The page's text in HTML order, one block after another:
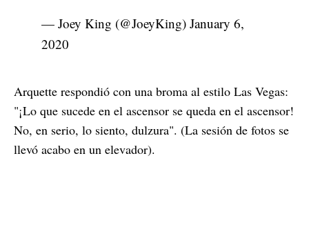
— Joey King (@JoeyKing) January 6,
2020
Arquette respondió con una broma al estilo Las Vegas:
"¡Lo que sucede en el ascensor se queda en el ascensor!
No, en serio, lo siento, dulzura". (La sesión de fotos se
llevó acabo en un elevador).